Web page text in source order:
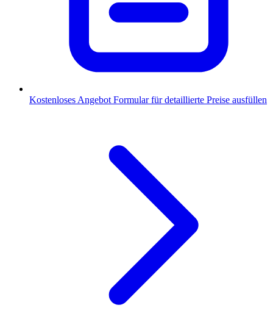
Kostenloses Angebot Formular für detaillierte Preise ausfüllen